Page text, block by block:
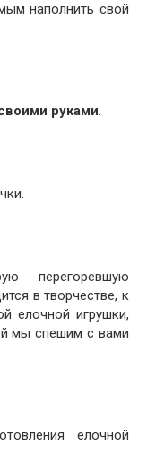
наполнить свой
руками.
перегоревшую
в творчестве, к
елочной игрушки,
мы спешим с вами
елочной